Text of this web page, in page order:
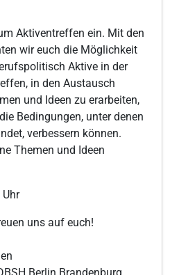
Aktiventreffen ein. Mit den
wir euch die Möglichkeit
Aktive in der
in den Austausch
und Ideen zu erarbeiten,
Bedingungen, unter denen
verbessern können.
Themen und Ideen
uns auf euch!